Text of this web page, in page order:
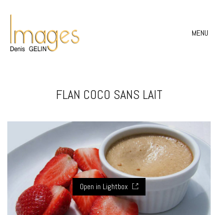
MENU
FLAN COCO SANS LAIT
Open in Lightbox